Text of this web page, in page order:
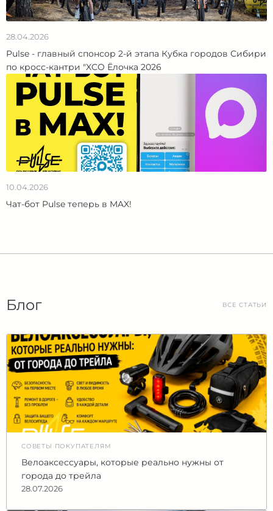
28.04.2026
Pulse - главный спонсор 2-й этапа Кубка городов Сибири
по кросс-кантри "XCO Ёлочка 2026
10.04.2026
Чат-бот Pulse теперь в MAX!
Блог ВСЕ СТАТЬИ
СОВЕТЫ ПОКУПАТЕЛЯМ
Велоаксессуары, которые реально нужны от
города до трейла
28.07.2026